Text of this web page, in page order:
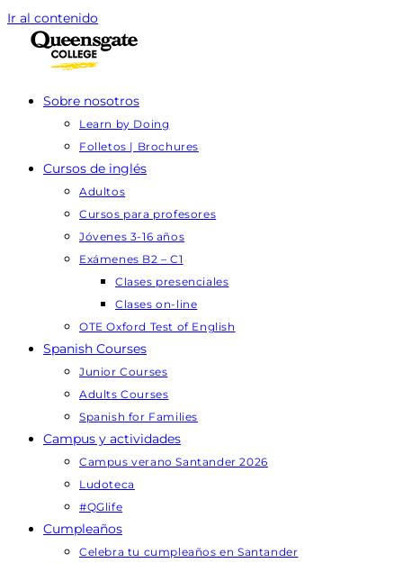
Ir al contenido
Sobre nosotros
Learn by Doing
Folletos | Brochures
Cursos de inglés
Adultos
Cursos para profesores
Jóvenes 3-16 años
Exámenes B2 – C1
Clases presenciales
Clases on-line
OTE Oxford Test of English
Spanish Courses
Junior Courses
Adults Courses
Spanish for Families
Campus y actividades
Campus verano Santander 2026
Ludoteca
#QGlife
Cumpleaños
Celebra tu cumpleaños en Santander